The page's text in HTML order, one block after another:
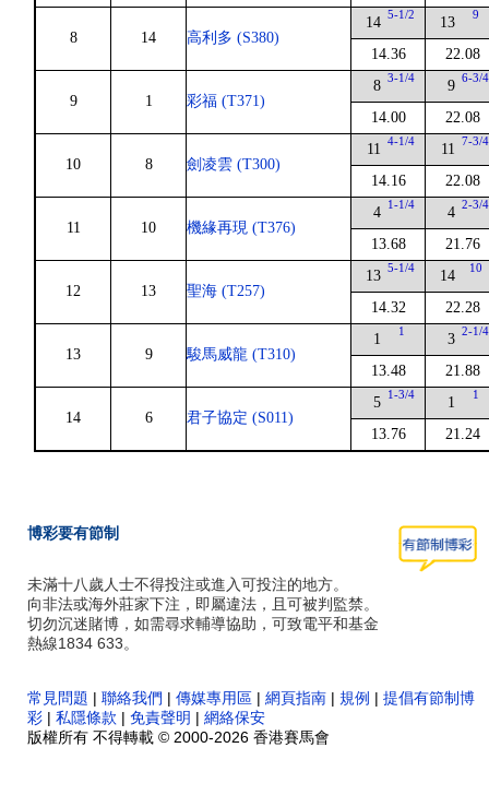
8 14 高利多 (S380)
14 5-1/2
14.36
13 9
22.08
9 1 彩福 (T371)
8 3-1/4
14.00
9 6-3/4
22.08
10 8 劍凌雲 (T300)
11 4-1/4
14.16
11 7-3/4
22.08
11 10 機緣再現 (T376)
4 1-1/4
13.68
4 2-3/4
21.76
12 13 聖海 (T257)
13 5-1/4
14.32
14 10
22.28
13 9 駿馬威龍 (T310)
1 1
13.48
3 2-1/4
21.88
14 6 君子協定 (S011)
5 1-3/4
13.76
1 1
21.24
博彩要有節制
未滿十八歲人士不得投注或進入可投注的地方。
向非法或海外莊家下注，即屬違法，且可被判監禁。
切勿沉迷賭博，如需尋求輔導協助，可致電平和基金
熱線1834 633。
常見問題 | 聯絡我們 | 傳媒專用區 | 網頁指南 | 規例 | 提倡有節制博
彩 | 私隱條款 | 免責聲明 | 網絡保安
版權所有 不得轉載 © 2000-2026 香港賽馬會